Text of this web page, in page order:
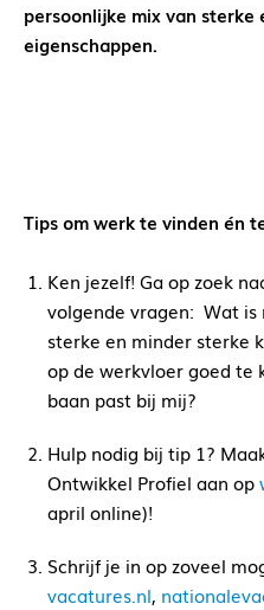
persoonlijke mix van sterke
eigenschappen.
Tips om werk te vinden én
Ken jezelf! Ga op zoek
volgende vragen: Wat is
sterke en minder sterke
op de werkvloer goed te
baan past bij mij?
Hulp nodig bij tip 1?
Ontwikkel Profiel aan op
april online)!
Schrijf je in op zoveel
vacatures.nl,